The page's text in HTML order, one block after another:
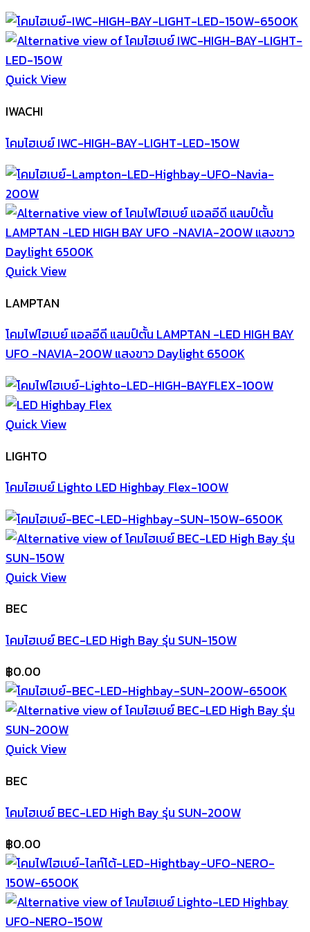
Quick View
IWACHI
โคมไฮเบย์ IWC-HIGH-BAY-LIGHT-LED-150W
Quick View
LAMPTAN
โคมไฟไฮเบย์ แอลอีดี แลมป์ตั้น LAMPTAN -LED HIGH BAY
UFO -NAVIA-200W แสงขาว Daylight 6500K
Quick View
LIGHTO
โคมไฮเบย์ Lighto LED Highbay Flex-100W
Quick View
BEC
โคมไฮเบย์ BEC-LED High Bay รุ่น SUN-150W
฿0.00
Quick View
BEC
โคมไฮเบย์ BEC-LED High Bay รุ่น SUN-200W
฿0.00